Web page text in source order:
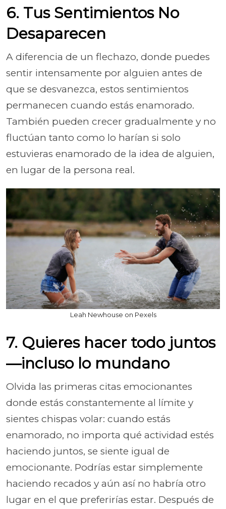
6. Tus Sentimientos No
Desaparecen
A diferencia de un flechazo, donde puedes
sentir intensamente por alguien antes de
que se desvanezca, estos sentimientos
permanecen cuando estás enamorado.
También pueden crecer gradualmente y no
fluctúan tanto como lo harían si solo
estuvieras enamorado de la idea de alguien,
en lugar de la persona real.
Leah Newhouse on Pexels
7. Quieres hacer todo juntos
—incluso lo mundano
Olvida las primeras citas emocionantes
donde estás constantemente al límite y
sientes chispas volar: cuando estás
enamorado, no importa qué actividad estés
haciendo juntos, se siente igual de
emocionante. Podrías estar simplemente
haciendo recados y aún así no habría otro
lugar en el que preferirías estar. Después de